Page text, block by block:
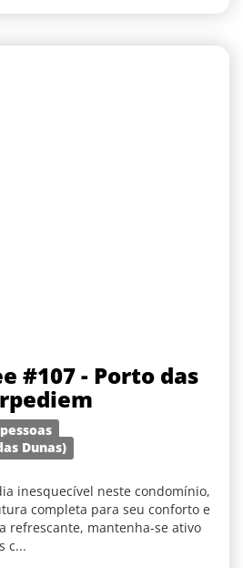
#107 - Porto das
Dunas)
inesquecível neste condomínio,
completa para seu conforto e
refrescante, mantenha-se ativo
c...